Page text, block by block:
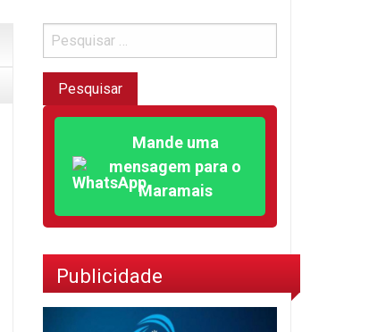
Mande uma
mensagem para o
Maramais
Publicidade